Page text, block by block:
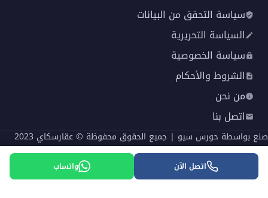
سياسة التحقق من البيانات
السياسة التحريرية
سياسة الخصوصية
الشروط والأحكام
من نحن
اتصل بنا
صنع بواسطة حورس سيو | جميع الحقوق محفوظة © عقارسكاي 2023
اتصل الآن واتساب